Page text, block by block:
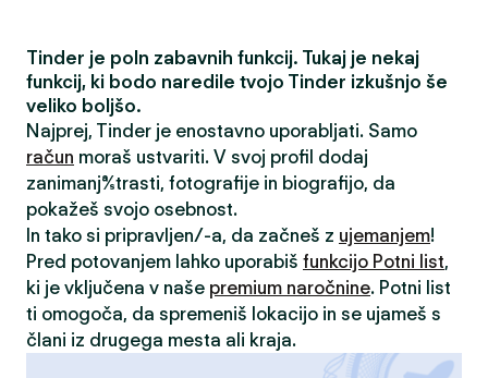
Tinder je poln zabavnih funkcij. Tukaj je nekaj
funkcij, ki bodo naredile tvojo Tinder izkušnjo še
veliko boljšo.
Najprej, Tinder je enostavno uporabljati. Samo
račun moraš ustvariti. V svoj profil dodaj
zanimanja/strasti, fotografije in biografijo, da
pokažeš svojo osebnost.
In tako si pripravljen/-a, da začneš z ujemanjem!
Pred potovanjem lahko uporabiš funkcijo Potni list,
ki je vključena v naše premium naročnine. Potni list
ti omogoča, da spremeniš lokacijo in se ujameš s
člani iz drugega mesta ali kraja.